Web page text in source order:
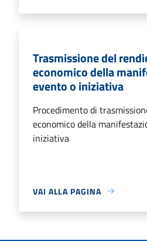
Trasmissione del
economico della
evento o iniziativa
Procedimento di
economico della
iniziativa
VAI ALLA PAGINA